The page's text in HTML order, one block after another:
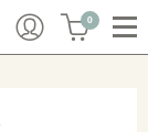
0